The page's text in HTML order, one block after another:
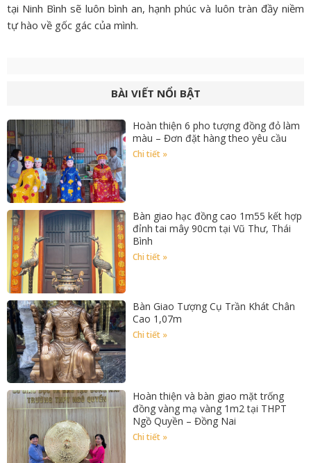
tại Ninh Bình sẽ luôn bình an, hạnh phúc và luôn tràn đầy niềm
tự hào về gốc gác của mình.
BÀI VIẾT NỔI BẬT
Hoàn thiện 6 pho tượng đồng đỏ làm
màu – Đơn đặt hàng theo yêu cầu
Chi tiết »
Bàn giao hạc đồng cao 1m55 kết hợp
đỉnh tai mây 90cm tại Vũ Thư, Thái
Bình
Chi tiết »
Bàn Giao Tượng Cụ Trần Khát Chân
Cao 1,07m
Chi tiết »
Hoàn thiện và bàn giao mặt trống
đồng vàng mạ vàng 1m2 tại THPT
Ngồ Quyền – Đồng Nai
Chi tiết »